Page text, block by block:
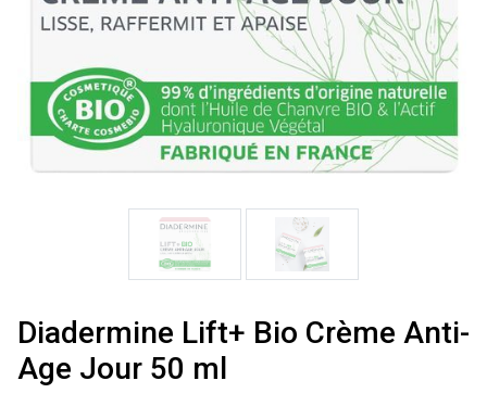
Diadermine Lift+ Bio Crème Anti-
Age Jour 50 ml